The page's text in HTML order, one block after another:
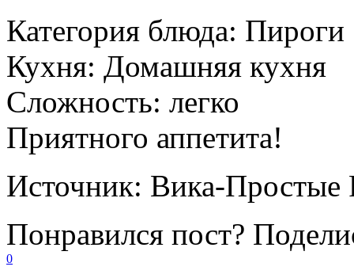
Категория блюда: Пироги
Кухня: Домашняя кухня
Сложность: легко
Приятного аппетита!
Источник: Вика-Простые
Понравился пост?
0